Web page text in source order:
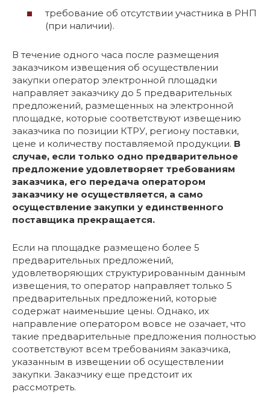
требование об отсутствии участника в РНП
(при наличии).
В течение одного часа после размещения
заказчиком извещения об осуществлении
закупки оператор электронной площадки
направляет заказчику до 5 предварительных
предложений, размещенных на электронной
площадке, которые соответствуют извещению
заказчика по позиции КТРУ, региону поставки,
цене и количеству поставляемой продукции. В
случае, если только одно предварительное
предложение удовлетворяет требованиям
заказчика, его передача оператором
заказчику не осуществляется, а само
осуществление закупки у единственного
поставщика прекращается.
Если на площадке размещено более 5
предварительных предложений,
удовлетворяющих структурированным данным
извещения, то оператор направляет только 5
предварительных предложений, которые
содержат наименьшие цены. Однако, их
направление оператором вовсе не озачает, что
такие предварительные предложения полностью
соответствуют всем требованиям заказчика,
указанным в извещении об осуществлении
закупки. Заказчику еще предстоит их
рассмотреть.